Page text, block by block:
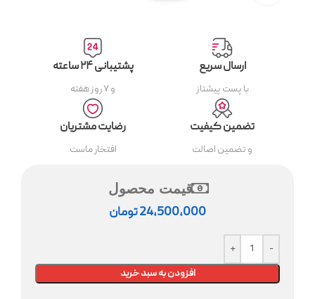
ارسال سریع
با پست پیشتاز
پشتیبانی ۲۴ ساعته
و ۷ روز هفته
تضمین کیفیت
و تضمین اصالت
رضایت مشتریان
افتخار ماست
قیمت محصول
24,500,000تومان
افزودن به سبد خرید